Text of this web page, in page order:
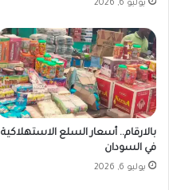
يوليو 6, 2026
بالارقام.. أسعار السلع الاستهلاكية
في السودان
يوليو 6, 2026